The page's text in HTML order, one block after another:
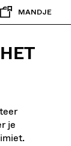
MANDJE